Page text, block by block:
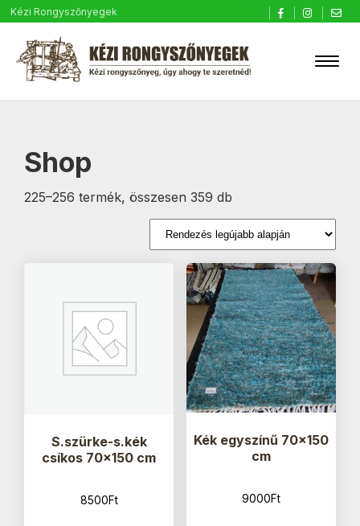
Kézi Rongyszőnyegek
Shop
225–256 termék, összesen 359 db
latest
S.szürke-s.kék
csíkos 70×150 cm
8500Ft
Kék egyszínű 70×150
cm
9000Ft